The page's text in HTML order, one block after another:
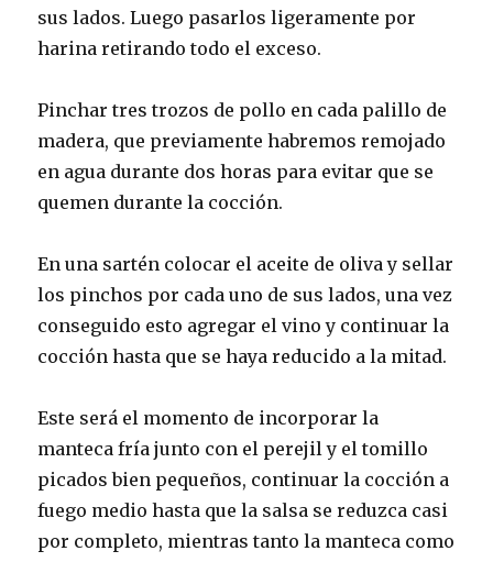
sus lados. Luego pasarlos ligeramente por
harina retirando todo el exceso.
Pinchar tres trozos de pollo en cada palillo de
madera, que previamente habremos remojado
en agua durante dos horas para evitar que se
quemen durante la cocción.
En una sartén colocar el aceite de oliva y sellar
los pinchos por cada uno de sus lados, una vez
conseguido esto agregar el vino y continuar la
cocción hasta que se haya reducido a la mitad.
Este será el momento de incorporar la
manteca fría junto con el perejil y el tomillo
picados bien pequeños, continuar la cocción a
fuego medio hasta que la salsa se reduzca casi
por completo, mientras tanto la manteca como